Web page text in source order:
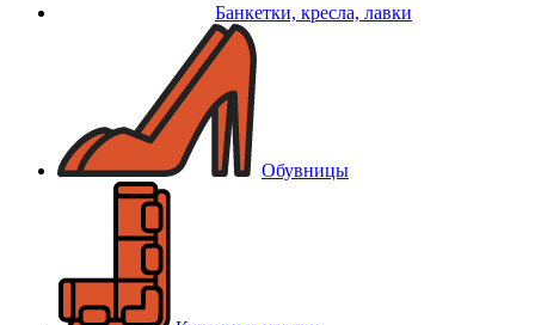
Банкетки, кресла, лавки
Обувницы